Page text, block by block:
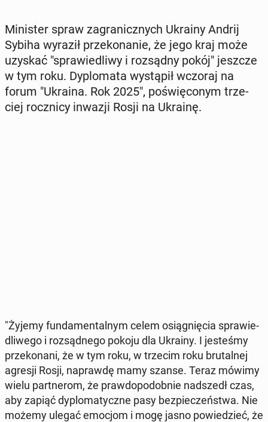
Mi­ni­ster spraw za­gra­nicz­nych Ukrainy Andrij
Sybiha wyraził prze­ko­na­nie, że jego kraj może
uzyskać "spra­wie­dli­wy i roz­sąd­ny pokój" jeszcze
w tym roku. Dy­plo­ma­ta wy­stą­pił wczoraj na
forum "Ukraina. Rok 2025", po­świę­co­nym trze­
ciej rocz­ni­cy inwazji Rosji na Ukrainę.
"Żyjemy fun­da­men­tal­nym celem osią­gnię­cia spra­wie­
dli­we­go i roz­sąd­ne­go pokoju dla Ukrainy. I je­ste­śmy
prze­ko­na­ni, że w tym roku, w trzecim roku bru­tal­nej
agresji Rosji, na­praw­dę mamy szanse. Teraz mówimy
wielu part­ne­rom, że praw­do­po­dob­nie nad­szedł czas,
aby zapiąć dy­plo­ma­tycz­ne pasy bez­pie­czeń­stwa. Nie
możemy ulegać emocjom i mogę jasno po­wie­dzieć, że